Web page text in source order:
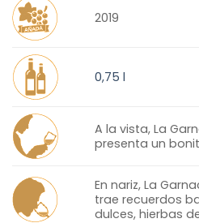
2019
0,75 l
A la vista, La
presenta un
En nariz, La
trae recuerdos
dulces, hierbas